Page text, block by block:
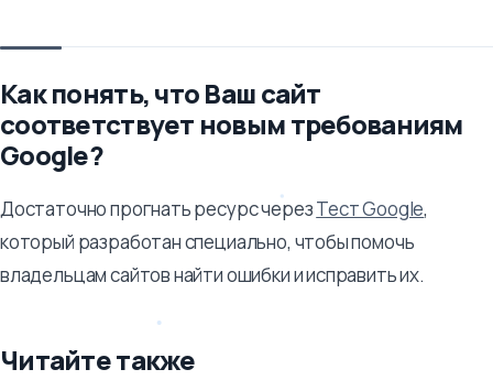
Как понять, что Ваш сайт
соответствует новым требованиям
Google?
Достаточно прогнать ресурс черезТест Google,
который разработан специально, чтобы помочь
владельцам сайтов найти ошибки и исправить их.
Читайте также